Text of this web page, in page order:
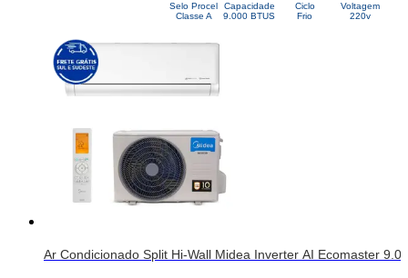
Selo Procel
Classe A
Capacidade
9.000 BTUS
Ciclo
Frio
Voltagem
220v
Ar Condicionado Split Hi-Wall Midea Inverter AI Ecomaster